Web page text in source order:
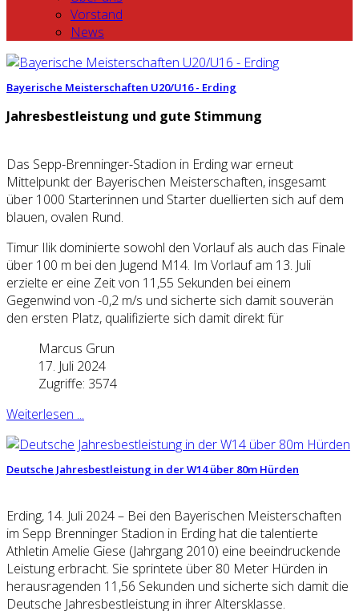
Vorstand
News
Bayerische Meisterschaften U20/U16 - Erding
Jahresbestleistung und gute Stimmung
Das Sepp-Brenninger-Stadion in Erding war erneut
Mittelpunkt der Bayerischen Meisterschaften, insgesamt
über 1000 Starterinnen und Starter duellierten sich auf dem
blauen, ovalen Rund.
Timur Ilik dominierte sowohl den Vorlauf als auch das Finale
über 100 m bei den Jugend M14. Im Vorlauf am 13. Juli
erzielte er eine Zeit von 11,55 Sekunden bei einem
Gegenwind von -0,2 m/s und sicherte sich damit souverän
den ersten Platz, qualifizierte sich damit direkt für
Marcus Grun
17. Juli 2024
Zugriffe: 3574
Weiterlesen ...
Deutsche Jahresbestleistung in der W14 über 80m Hürden
Erding, 14. Juli 2024 – Bei den Bayerischen Meisterschaften
im Sepp Brenninger Stadion in Erding hat die talentierte
Athletin Amelie Giese (Jahrgang 2010) eine beeindruckende
Leistung erbracht. Sie sprintete über 80 Meter Hürden in
herausragenden 11,56 Sekunden und sicherte sich damit die
Deutsche Jahresbestleistung in ihrer Altersklasse.